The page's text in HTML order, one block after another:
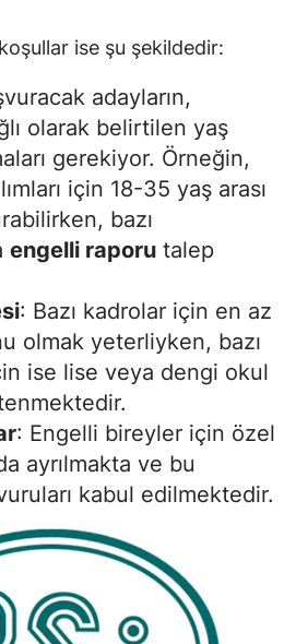
ise şu şekildedir:
adayların,
olarak belirtilen yaş
gerekiyor. Örneğin,
için 18-35 yaş arası
bazı
engelli raporu talep
: Bazı kadrolar için en az
olmak yeterliyken, bazı
ise lise veya dengi okul
: Engelli bireyler için özel
ayrılmakta ve bu
kabul edilmektedir.